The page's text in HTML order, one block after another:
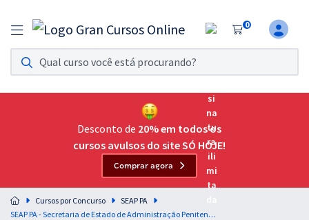
0
Assinatura Ilimitada 11
Acesso a todos os cursos. Teste grátis por 7 dias!
Assinatura OAB Até Passar
Acesso ilimitado a toda preparação para o Exame da
Residências Multiprofissionais
Preparação completa e intensiva para as principais
residências em saúde do Brasil
Desconto de 20% em todos os
cursos avulsos do site SÓ HOJE!
Comprar agora
Cursos por Concurso
SEAP PA
SEAP PA - Secretaria de Estado de Administração Penitenciária do Pará - Conhecimentos Básicos para os Cargos de Nível Médio e Superior (Pré-edital)